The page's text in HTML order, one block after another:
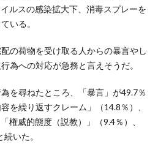
ルスの感染拡大下、消毒スプレーを
いる。
の荷物を受け取る人からの暴言やし
為への対応が急務と言えそうだ。
を尋ねたところ、「暴言」が49.7％
を繰り返すクレーム」（14.8％）、
権威的態度（説教）」（9.4％）、
いた。